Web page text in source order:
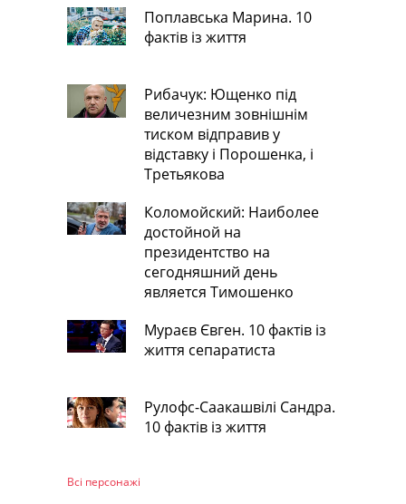
Поплавська Марина. 10
фактів із життя
Рибачук: Ющенко під
величезним зовнішнім
тиском відправив у
відставку і Порошенка, і
Третьякова
Коломойский: Наиболее
достойной на
президентство на
сегодняшний день
является Тимошенко
Мураєв Євген. 10 фактів із
життя сепаратиста
Рулофс-Саакашвілі Сандра.
10 фактів із життя
Всі персонажi